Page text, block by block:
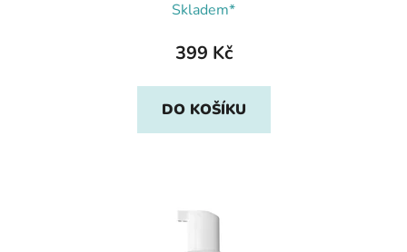
Skladem*
399 Kč
DO KOŠÍKU